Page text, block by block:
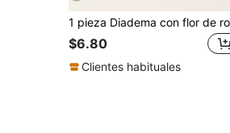
$6.80
Clientes habituales